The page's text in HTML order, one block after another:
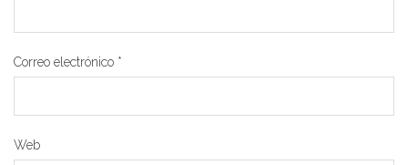
Correo electrónico *
Web